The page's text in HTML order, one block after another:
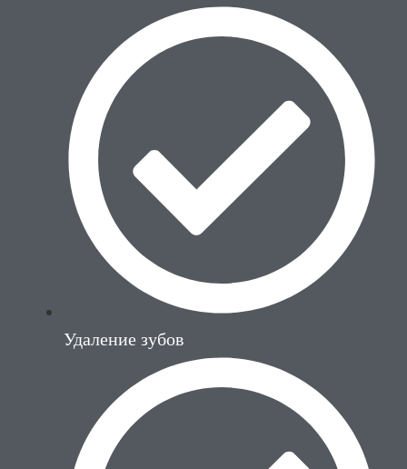
Удаление зубов